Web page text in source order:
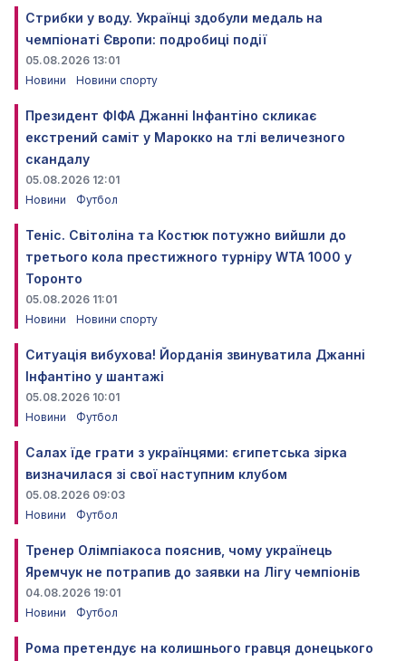
Стрибки у воду. Українці здобули медаль на
чемпіонаті Європи: подробиці події
05.08.2026 13:01
Новини
Новини спорту
Президент ФІФА Джанні Інфантіно скликає
екстрений саміт у Марокко на тлі величезного
скандалу
05.08.2026 12:01
Новини
Футбол
Теніс. Світоліна та Костюк потужно вийшли до
третього кола престижного турніру WTA 1000 у
Торонто
05.08.2026 11:01
Новини
Новини спорту
Ситуація вибухова! Йорданія звинуватила Джанні
Інфантіно у шантажі
05.08.2026 10:01
Новини
Футбол
Салах їде грати з українцями: єгипетська зірка
визначилася зі свої наступним клубом
05.08.2026 09:03
Новини
Футбол
Тренер Олімпіакоса пояснив, чому українець
Яремчук не потрапив до заявки на Лігу чемпіонів
04.08.2026 19:01
Новини
Футбол
Рома претендує на колишнього гравця донецького